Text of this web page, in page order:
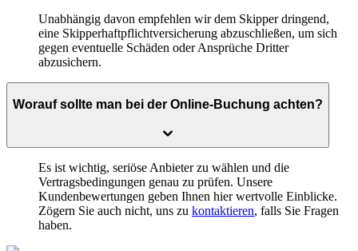
Unabhängig davon empfehlen wir dem Skipper dringend,
eine Skipperhaftpflichtversicherung abzuschließen, um sich
gegen eventuelle Schäden oder Ansprüche Dritter
abzusichern.
Worauf sollte man bei der Online-Buchung achten?
Es ist wichtig, seriöse Anbieter zu wählen und die
Vertragsbedingungen genau zu prüfen. Unsere
Kundenbewertungen geben Ihnen hier wertvolle Einblicke.
Zögern Sie auch nicht, uns zu kontaktieren, falls Sie Fragen
haben.